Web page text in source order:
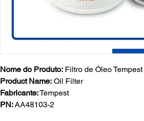
Nome do Produto: Filtro de Óleo Tempest
Product Name: Oil Filter
Fabricante:Tempest
PN:AA48103-2